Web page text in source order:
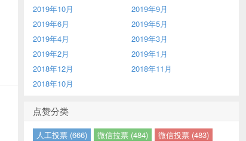
2019年10月
2019年9月
2019年6月
2019年5月
2019年4月
2019年3月
2019年2月
2019年1月
2018年12月
2018年11月
2018年10月
点赞分类
人工投票 (666) 微信拉票 (484)
微信投票 (483)